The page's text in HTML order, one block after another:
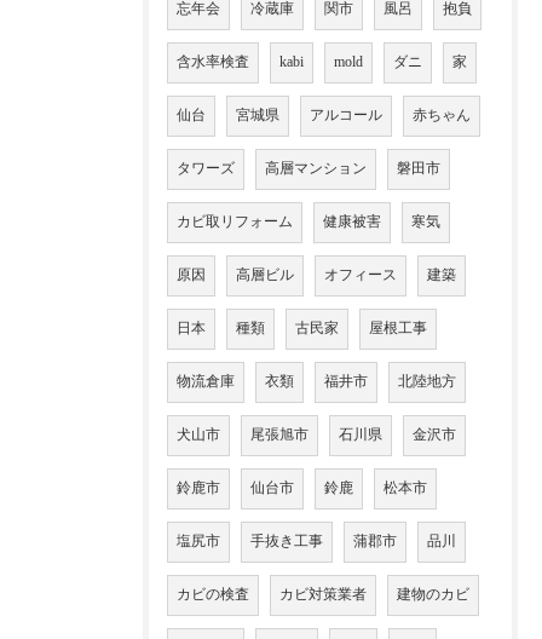
忘年会 冷蔵庫 関市 風呂 抱負
含水率検査 kabi mold ダニ 家
仙台 宮城県 アルコール 赤ちゃん
タワーズ 高層マンション 磐田市
カビ取リフォーム 健康被害 寒気
原因 高層ビル オフィース 建築
日本 種類 古民家 屋根工事
物流倉庫 衣類 福井市 北陸地方
犬山市 尾張旭市 石川県 金沢市
鈴鹿市 仙台市 鈴鹿 松本市
塩尻市 手抜き工事 蒲郡市 品川
カビの検査 カビ対策業者 建物のカビ